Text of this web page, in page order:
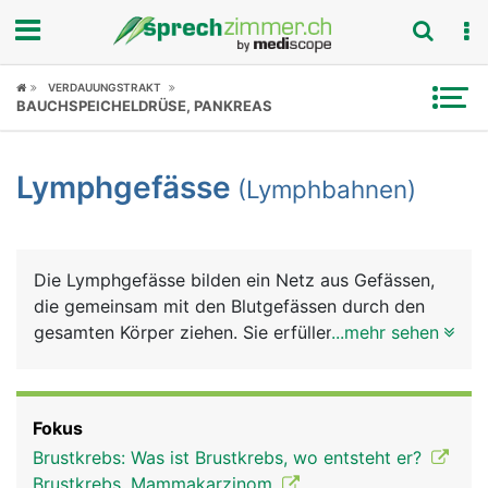
Fokus
Symptome
News
Rubriken
VERDAUUNGSTRAKT
BAUCHSPEICHELDRÜSE, PANKREAS
Lymphgefässe (Lymphbahnen)
Die Lymphgefässe bilden ein Netz aus Gefässen,
die gemeinsam mit den Blutgefässen durch den
gesamten Körper ziehen. Sie erfüllen drei wichtige
Immunsystems. Die Lymphe ist das
Gewebewasser, das aus den feinsten Blutgefässen
...mehr sehen
Fokus
Brustkrebs: Was ist Brustkrebs, wo entsteht er?
Brustkrebs, Mammakarzinom